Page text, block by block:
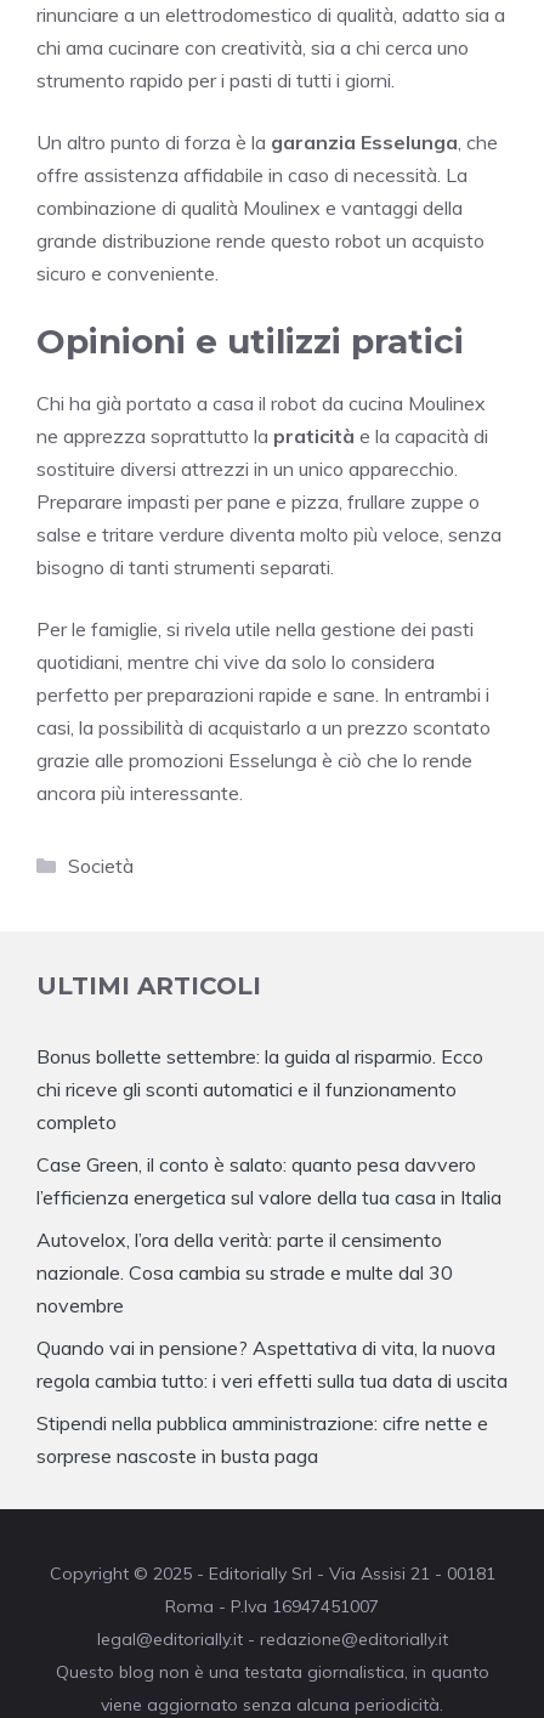
rinunciare a un elettrodomestico di qualità, adatto sia a
chi ama cucinare con creatività, sia a chi cerca uno
strumento rapido per i pasti di tutti i giorni.
Un altro punto di forza è la garanzia Esselunga , che
offre assistenza affidabile in caso di necessità. La
combinazione di qualità Moulinex e vantaggi della
grande distribuzione rende questo robot un acquisto
sicuro e conveniente.
Opinioni e utilizzi pratici
Chi ha già portato a casa il robot da cucina Moulinex
ne apprezza soprattutto la praticità e la capacità di
sostituire diversi attrezzi in un unico apparecchio.
Preparare impasti per pane e pizza, frullare zuppe o
salse e tritare verdure diventa molto più veloce, senza
bisogno di tanti strumenti separati.
Per le famiglie, si rivela utile nella gestione dei pasti
quotidiani, mentre chi vive da solo lo considera
perfetto per preparazioni rapide e sane. In entrambi i
casi, la possibilità di acquistarlo a un prezzo scontato
grazie alle promozioni Esselunga è ciò che lo rende
ancora più interessante.
Categorie
Società
ULTIMI ARTICOLI
Bonus bollette settembre: la guida al risparmio. Ecco
chi riceve gli sconti automatici e il funzionamento
completo
Case Green, il conto è salato: quanto pesa davvero
l’efficienza energetica sul valore della tua casa in Italia
Autovelox, l’ora della verità: parte il censimento
nazionale. Cosa cambia su strade e multe dal 30
novembre
Quando vai in pensione? Aspettativa di vita, la nuova
regola cambia tutto: i veri effetti sulla tua data di uscita
Stipendi nella pubblica amministrazione: cifre nette e
sorprese nascoste in busta paga
Copyright © 2025 - Editorially Srl - Via Assisi 21 - 00181
Roma - P.Iva 16947451007
legal@editorially.it - redazione@editorially.it
Questo blog non è una testata giornalistica, in quanto
viene aggiornato senza alcuna periodicità.